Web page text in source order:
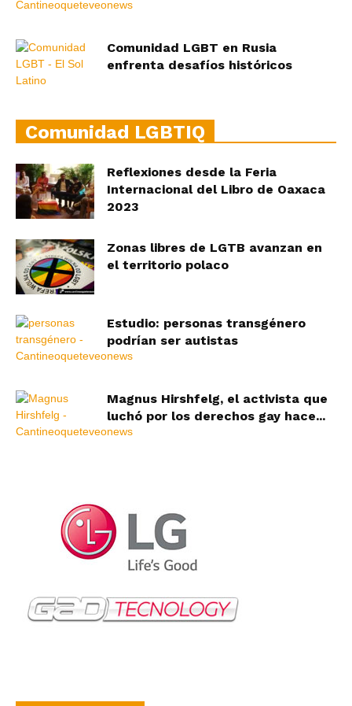
Comunidad LGBT en Rusia
enfrenta desafíos históricos
Comunidad LGBTIQ
Reflexiones desde la Feria
Internacional del Libro de Oaxaca
2023
Zonas libres de LGTB avanzan en
el territorio polaco
Estudio: personas transgénero
podrían ser autistas
Magnus Hirshfelg, el activista que
luchó por los derechos gay hace...